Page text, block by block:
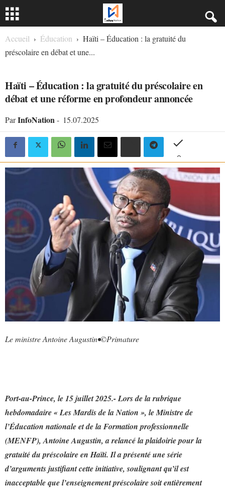
Accueil Éducation
Haïti – Éducation : la gratuité du
préscolaire en débat et une...
Haïti – Éducation : la gratuité du préscolaire en
débat et une réforme en profondeur annoncée
ParInfoNation- 15.07.2025
Le ministre Antoine Augustin•©️Primature
Port-au-Prince, le 15 juillet 2025.- Lors de la rubrique
hebdomadaire « Les Mardis de la Nation », le Ministre de
l’Éducation nationale et de la Formation professionnelle
(MENFP), Antoine Augustin, a relancé la plaidoirie pour la
gratuité du préscolaire en Haïti. Il a présenté une série
d’arguments justifiant cette initiative, soulignant qu’il est
inacceptable que l’enseignement préscolaire soit entièrement